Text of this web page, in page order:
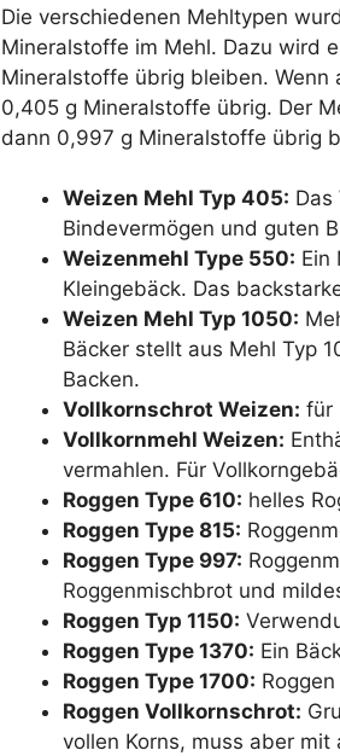
Die verschiedenen Mehltypen
Mineralstoffe im Mehl. Dazu wird
Mineralstoffe übrig bleiben.
0,405 g Mineralstoffe übrig. Der
dann 0,997 g Mineralstoffe übrig
Weizen Mehl Typ 405: Das
Bindevermögen und guten
Weizenmehl Type 550: Ein
Kleingebäck. Das
Weizen Mehl Typ 1050:
Bäcker stellt aus Mehl Typ
Backen.
Vollkornschrot Weizen: für
Vollkornmehl Weizen:
vermahlen. Für
Roggen Type 610: helles
Roggen Type 815:
Roggen Type 997:
Roggenmischbrot und
Roggen Typ 1150:
Roggen Type 1370: Ein
Roggen Type 1700:
Roggen Vollkornschrot:
vollen Korns, muss aber